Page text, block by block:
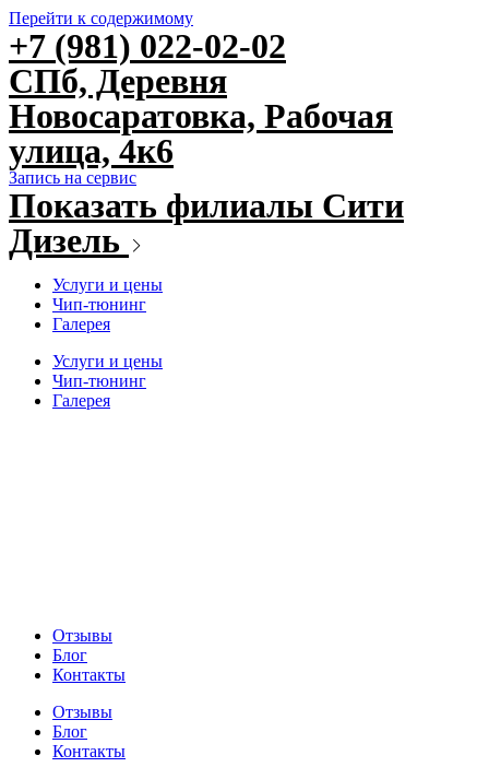
Перейти к содержимому
+7 (981) 022-02-02
СПб, Деревня
Новосаратовка, Рабочая
улица, 4к6
Запись на сервис
Показать филиалы Сити
Дизель
Услуги и цены
Чип-тюнинг
Галерея
Услуги и цены
Чип-тюнинг
Галерея
Отзывы
Блог
Контакты
Отзывы
Блог
Контакты